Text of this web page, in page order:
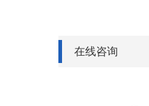
在线咨询